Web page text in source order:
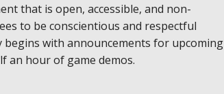
that is open, accessible, and non-
to be conscientious and respectful
with announcements for upcoming
an hour of game demos.